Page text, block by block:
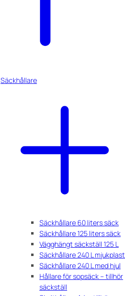
Säckhållare
Säckhållare 60 liters säck
Säckhållare 125 liters säck
Vägghängt säckställ 125 L
Säckhållare 240 L mjukplast
Säckhållare 240 L med hjul
Hållare för sopsäck – tillhör
säckställ